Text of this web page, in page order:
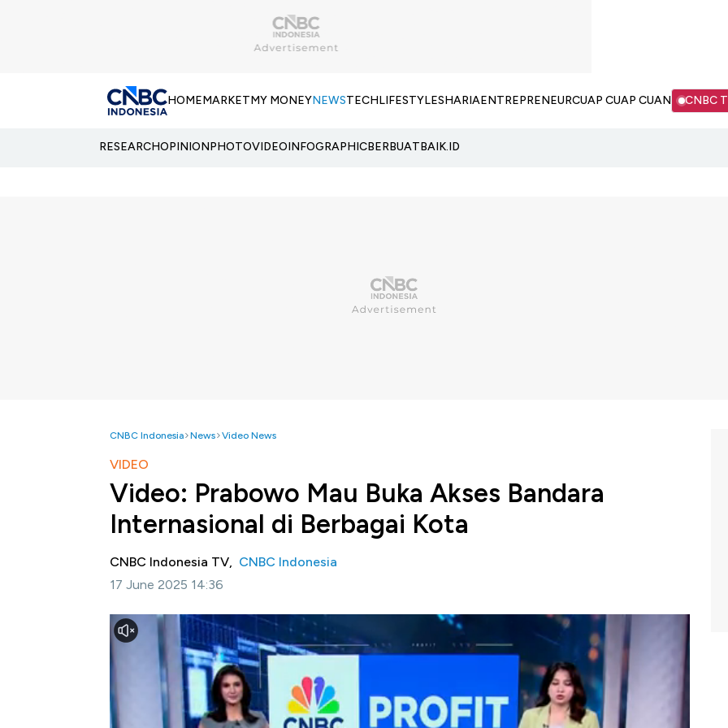
HOMEMARKETMY MONEYNEWSTECHLIFESTYLESHARIAENTREPRENEURCUAP CUAP CUAN CNBC
RESEARCHOPINIONPHOTOVIDEOINFOGRAPHICBERBUATBAIK.ID
CNBC Indonesia News Video News
VIDEO
Video: Prabowo Mau Buka Akses Bandara
Internasional di Berbagai Kota
CNBC Indonesia TV, CNBC Indonesia
17 June 2025 14:36
Jakarta, CNBC Indonesia -Presiden Prabowo Subianto menginstruksikan pembukaan akses
Bandara di berbagai kota di Indonesia untuk penerbangan internasional. Tujuannya memperkuat
konektivitas antarnegara sekaligus meningkatkan lalu lintas penerbangan yang sempat merosot
akibat pandemic.
Simak informasi selengkapnya dalam program Profit CNBC Indonesia (Selasa, 17/06/2025) berikut